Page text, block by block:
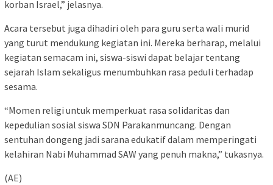
korban Israel,” jelasnya.
Acara tersebut juga dihadiri oleh para guru serta wali murid
yang turut mendukung kegiatan ini. Mereka berharap, melalui
kegiatan semacam ini, siswa-siswi dapat belajar tentang
sejarah Islam sekaligus menumbuhkan rasa peduli terhadap
sesama.
“Momen religi untuk memperkuat rasa solidaritas dan
kepedulian sosial siswa SDN Parakanmuncang. Dengan
sentuhan dongeng jadi sarana edukatif dalam memperingati
kelahiran Nabi Muhammad SAW yang penuh makna,” tukasnya.
(AE)